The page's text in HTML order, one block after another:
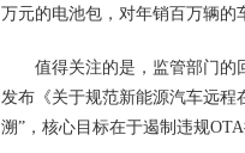
万元的电池包，对年销百万辆的
值得关注的是，监管部门的
发布《关于规范新能源汽车远程
溯”，核心目标在于遏制违规